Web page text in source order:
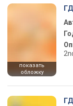
показать
обложку